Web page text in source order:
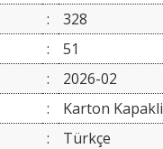
:
328
:
51
:
2026-02
:
Karton Kapakli
: Türkçe